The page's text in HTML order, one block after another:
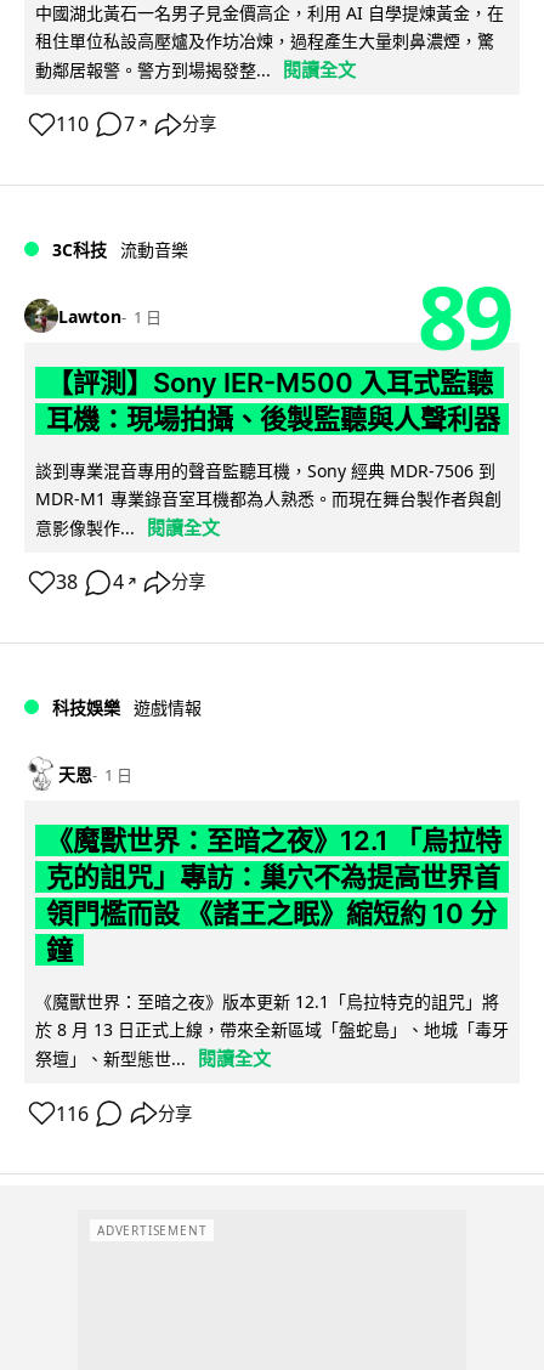
中國湖北黃石一名男子見金價高企，利用 AI 自學提煉黃金，在
租住單位私設高壓爐及作坊冶煉，過程產生大量刺鼻濃煙，驚
動鄰居報警。警方到場揭發整...
閱讀全文
110 7 ↗ 分享
3C科技 流動音樂
Lawton 1 日 89
【評測】Sony IER-M500 入耳式監聽
耳機：現場拍攝、後製監聽與人聲利器
談到專業混音專用的聲音監聽耳機，Sony 經典 MDR-7506 到
MDR-M1 專業錄音室耳機都為人熟悉。而現在舞台製作者與創
意影像製作...
閱讀全文
38 4 ↗ 分享
科技娛樂 遊戲情報
天恩 1 日
《魔獸世界：至暗之夜》12.1 「烏拉特
克的詛咒」專訪：巢穴不為提高世界首
領門檻而設 《諸王之眠》縮短約 10 分
鐘
《魔獸世界：至暗之夜》版本更新 12.1「烏拉特克的詛咒」將
於 8 月 13 日正式上線，帶來全新區域「盤蛇島」、地城「毒牙
祭壇」、新型態世...
閱讀全文
116 分享
ADVERTISEMENT